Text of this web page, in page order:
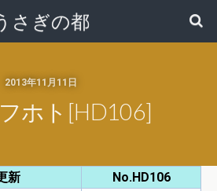
さぎの都
2013年11月11日
ホト[HD106]
新
No.HD106